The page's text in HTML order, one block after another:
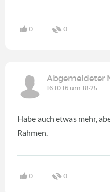
0 0
Abgemeldeter
16.10.16 um 18:25
Habe auch etwas mehr,
Rahmen.
0 0